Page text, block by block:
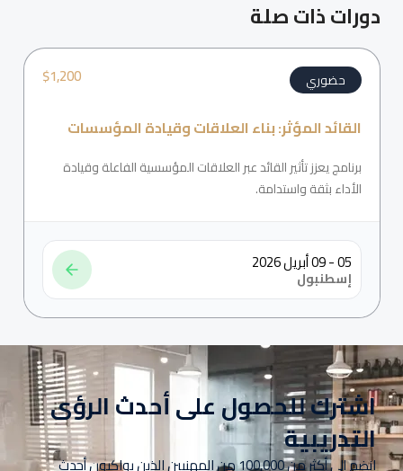
دورات ذات صلة
$1,200 حضوري
القائد المؤثر: بناء العلاقات وقيادة المؤسسات
برنامج يعزز تأثير القائد عبر العلاقات المؤسسية الفاعلة وقيادة
الأداء بثقة واستدامة.
05 - 09 أبريل 2026
إسطنبول
اشترك للحصول على أحدث الرؤى
التدريبية
انضم إلى أكثر من 100,000 من المهنيين الذين يواكبون أحدث